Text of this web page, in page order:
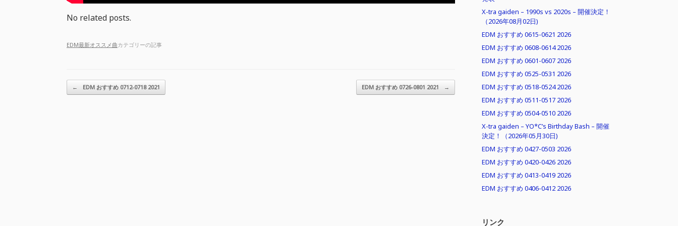
No related posts.
EDM最新オススメ曲カテゴリーの記事
投稿ナビゲーション
← EDM おすすめ 0712-0718 2021 EDM おすすめ 0726-0801 2021 →
X-tra gaiden – 1990s vs 2020s – 開催決定！
（2026年08月02日)
EDM おすすめ 0615-0621 2026
EDM おすすめ 0608-0614 2026
EDM おすすめ 0601-0607 2026
EDM おすすめ 0525-0531 2026
EDM おすすめ 0518-0524 2026
EDM おすすめ 0511-0517 2026
EDM おすすめ 0504-0510 2026
X-tra gaiden – YO*C’s Birthday Bash – 開催
決定！（2026年05月30日)
EDM おすすめ 0427-0503 2026
EDM おすすめ 0420-0426 2026
EDM おすすめ 0413-0419 2026
EDM おすすめ 0406-0412 2026
リンク